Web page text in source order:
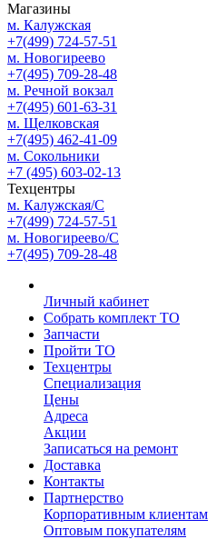
Магазины
м. Калужская
+7(499) 724-57-51
м. Новогиреево
+7(495) 709-28-48
м. Речной вокзал
+7(495) 601-63-31
м. Щелковская
+7(495) 462-41-09
м. Сокольники
+7 (495) 603-02-13
Техцентры
м. Калужская/С
+7(499) 724-57-51
м. Новогиреево/С
+7(495) 709-28-48
Личный кабинет
Собрать комплект ТО
Запчасти
Пройти ТО
Техцентры
Специализация
Цены
Адреса
Акции
Записаться на ремонт
Доставка
Контакты
Партнерство
Корпоративным клиентам
Оптовым покупателям